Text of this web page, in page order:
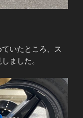
いたところ、ス
ました。